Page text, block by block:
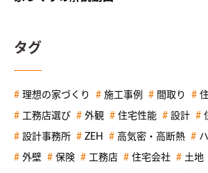
タグ
理想の家づくり 施工事例 間取り
工務店選び 外観 住宅性能 設計
設計事務所 ZEH 高気密・高断熱
外壁 保険 工務店 住宅会社 土地